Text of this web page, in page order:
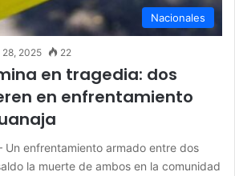
Nacionales
2025 22
en tragedia: dos
en enfrentamiento
Un enfrentamiento armado entre dos
la muerte de ambos en la comunidad